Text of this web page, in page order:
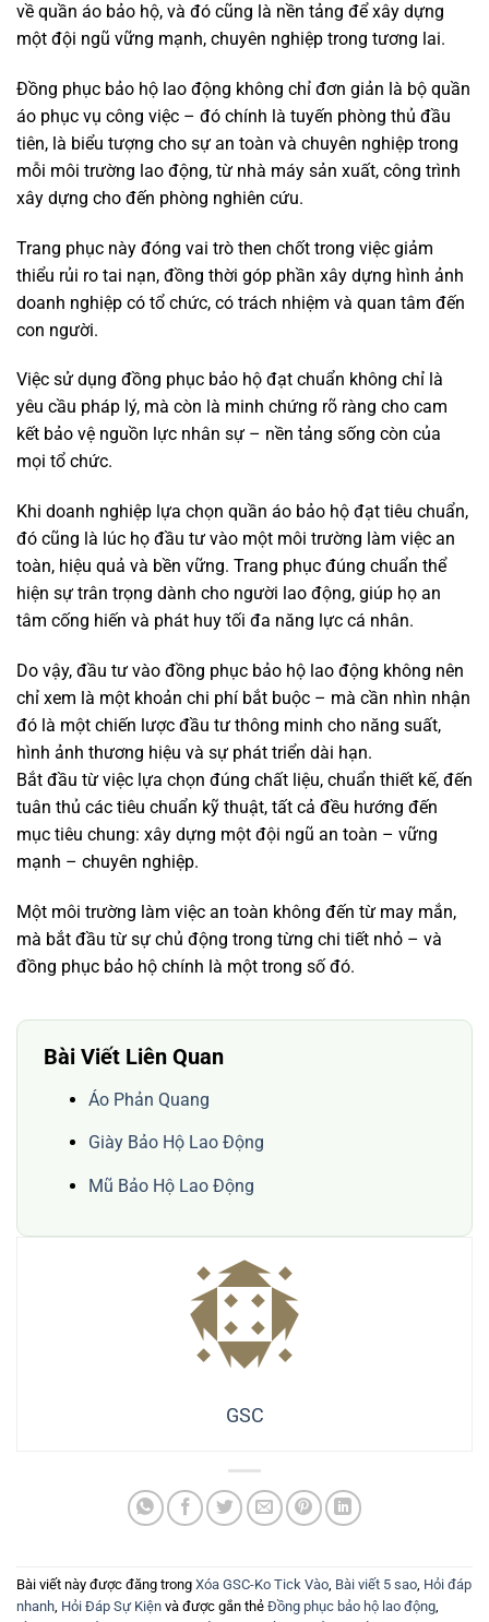
về quần áo bảo hộ, và đó cũng là nền tảng để xây dựng
một đội ngũ vững mạnh, chuyên nghiệp trong tương lai.
Đồng phục bảo hộ lao động không chỉ đơn giản là bộ quần
áo phục vụ công việc – đó chính là tuyến phòng thủ đầu
tiên, là biểu tượng cho sự an toàn và chuyên nghiệp trong
mỗi môi trường lao động, từ nhà máy sản xuất, công trình
xây dựng cho đến phòng nghiên cứu.
Trang phục này đóng vai trò then chốt trong việc giảm
thiểu rủi ro tai nạn, đồng thời góp phần xây dựng hình ảnh
doanh nghiệp có tổ chức, có trách nhiệm và quan tâm đến
con người.
Việc sử dụng đồng phục bảo hộ đạt chuẩn không chỉ là
yêu cầu pháp lý, mà còn là minh chứng rõ ràng cho cam
kết bảo vệ nguồn lực nhân sự – nền tảng sống còn của
mọi tổ chức.
Khi doanh nghiệp lựa chọn quần áo bảo hộ đạt tiêu chuẩn,
đó cũng là lúc họ đầu tư vào một môi trường làm việc an
toàn, hiệu quả và bền vững. Trang phục đúng chuẩn thể
hiện sự trân trọng dành cho người lao động, giúp họ an
tâm cống hiến và phát huy tối đa năng lực cá nhân.
Do vậy, đầu tư vào đồng phục bảo hộ lao động không nên
chỉ xem là một khoản chi phí bắt buộc – mà cần nhìn nhận
đó là một chiến lược đầu tư thông minh cho năng suất,
hình ảnh thương hiệu và sự phát triển dài hạn.
Bắt đầu từ việc lựa chọn đúng chất liệu, chuẩn thiết kế, đến
tuân thủ các tiêu chuẩn kỹ thuật, tất cả đều hướng đến
mục tiêu chung: xây dựng một đội ngũ an toàn – vững
mạnh – chuyên nghiệp.
Một môi trường làm việc an toàn không đến từ may mắn,
mà bắt đầu từ sự chủ động trong từng chi tiết nhỏ – và
đồng phục bảo hộ chính là một trong số đó.
Bài Viết Liên Quan
Áo Phản Quang
Giày Bảo Hộ Lao Động
Mũ Bảo Hộ Lao Động
GSC
Bài viết này được đăng trong Xóa GSC-Ko Tick Vào, Bài viết 5 sao, Hỏi đáp
nhanh, Hỏi Đáp Sự Kiện và được gắn thẻ Đồng phục bảo hộ lao động,